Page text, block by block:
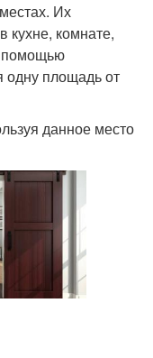
Их
кухне, комнате,
помощью
одну площадь от
данное место